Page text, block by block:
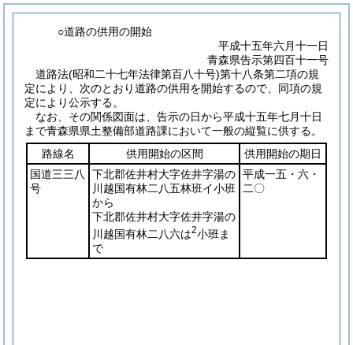
○道路の供用の開始
平成十五年六月十一日
青森県告示第四百十一号
道路法(昭和二十七年法律第百八十号)第十八条第二項の規
定により、次のとおり道路の供用を開始するので、同項の規
定により公示する。
なお、その関係図面は、告示の日から平成十五年七月十日
まで青森県県土整備部道路課において一般の縦覧に供する。
路線名
供用開始の区間
供用開始の期日
国道三三八
号
下北郡佐井村大字佐井字湯の
川越国有林二八五林班イ小班
から
下北郡佐井村大字佐井字湯の
川越国有林二八六は2小班ま
で
平成一五・六・
二〇